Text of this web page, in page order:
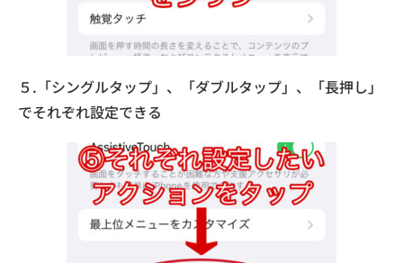
５.「シングルタップ」、「ダブルタップ」、「長押し」
でそれぞれ設定できる